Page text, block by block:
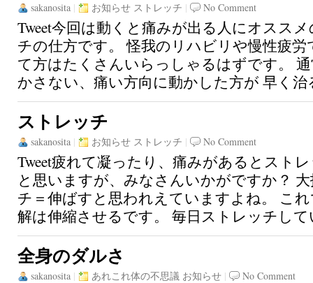
sakanosita | お知らせ ストレッチ | No Comment
Tweet今回は動くと痛みが出る人にオスス
チの仕方です。 怪我のリハビリや慢性疲
て方はたくさんいらっしゃるはずです。
かさない、痛い方向に動かした方が 早く
ストレッチ
sakanosita | お知らせ ストレッチ | No Comment
Tweet疲れて凝ったり、痛みがあるとスト
と思いますが、みなさんいかがですか？
チ＝伸ばすと思われえていますよね。 こ
解は伸縮させるです。 毎日ストレッチし
全身のダルさ
sakanosita | あれこれ体の不思議 お知らせ | No Comment